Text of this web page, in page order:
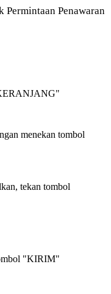
Penawaran
menekan tombol
tekan tombol
"KIRIM"